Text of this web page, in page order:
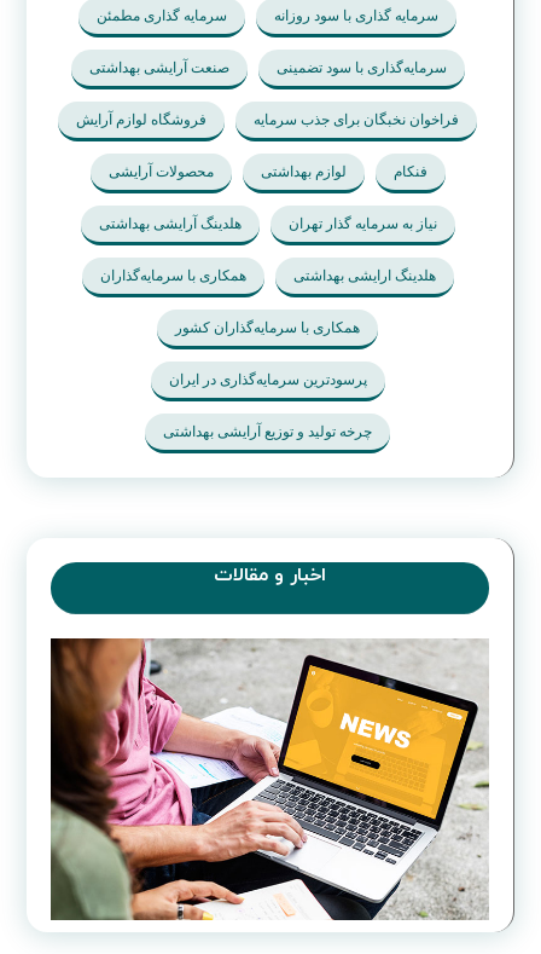
سرمایه گذاری با سود روزانه سرمایه گذاری مطمئن
سرمایه‌گذاری با سود تضمینی صنعت آرایشی بهداشتی
فراخوان نخبگان برای جذب سرمایه فروشگاه لوازم آرایش
فنکام لوازم بهداشتی محصولات آرایشی
نیاز به سرمایه گذار تهران هلدینگ آرایشی بهداشتی
هلدینگ ارایشی بهداشتی همکاری با سرمایه‌گذاران
همکاری با سرمایه‌گذاران کشور
پرسودترین سرمایه‌گذاری در ایران
چرخه تولید و توزیع آرایشی بهداشتی
اخبار و مقالات